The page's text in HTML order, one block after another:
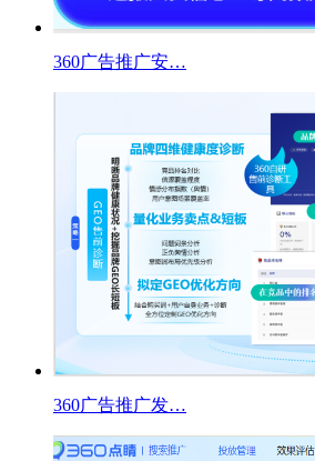
360广告推广安…
360广告推广发…